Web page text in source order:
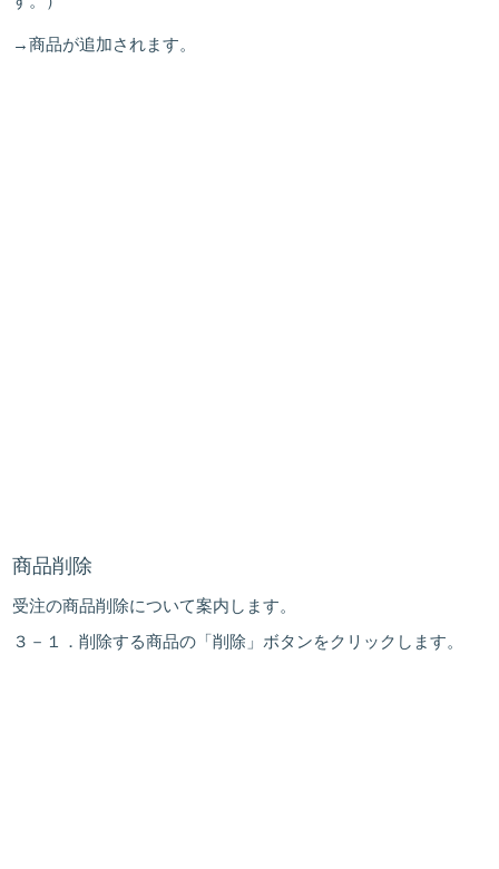
→商品が追加されます。
商品削除
受注の商品削除について案内します。
３－１．削除する商品の「削除 」ボタンをクリックします。